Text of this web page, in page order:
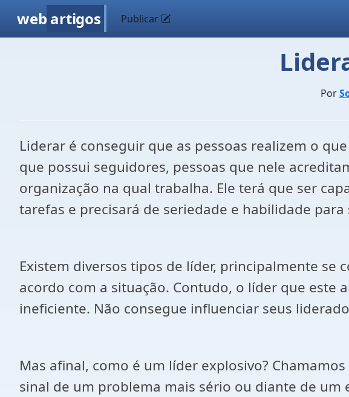
web artigos Publicar
Por
Liderar é conseguir que as pessoas realizem o
que possui seguidores, pessoas que nele
organização na qual trabalha. Ele terá que ser
tarefas e precisará de seriedade e habilidade
Existem diversos tipos de líder, principalmente se
acordo com a situação. Contudo, o líder que este
ineficiente. Não consegue influenciar seus
Mas afinal, como é um líder explosivo?
sinal de um problema mais sério ou diante de